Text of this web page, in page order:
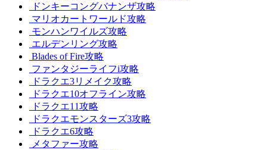
ドンキーコングバナンザ攻略
マリオカートワールド攻略
モンハンワイルズ攻略
エルデンリング攻略
Blades of Fire攻略
ファンタジーライフi攻略
ドラクエ3リメイク攻略
ドラクエ10オフライン攻略
ドラクエ11攻略
ドラクエモンスターズ3攻略
ドラクエ6攻略
メタファー攻略